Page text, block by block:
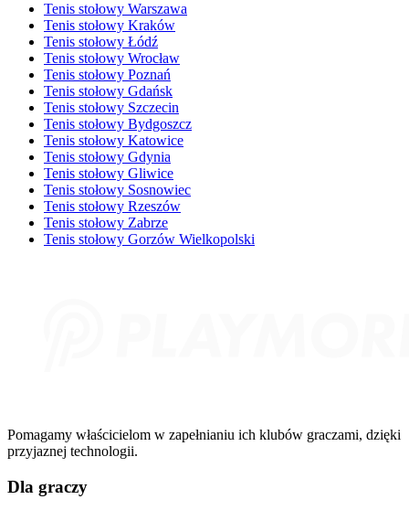
Tenis stołowy Warszawa
Tenis stołowy Kraków
Tenis stołowy Łódź
Tenis stołowy Wrocław
Tenis stołowy Poznań
Tenis stołowy Gdańsk
Tenis stołowy Szczecin
Tenis stołowy Bydgoszcz
Tenis stołowy Katowice
Tenis stołowy Gdynia
Tenis stołowy Gliwice
Tenis stołowy Sosnowiec
Tenis stołowy Rzeszów
Tenis stołowy Zabrze
Tenis stołowy Gorzów Wielkopolski
Pomagamy właścicielom w zapełnianiu ich klubów graczami, dzięki
przyjaznej technologii.
Dla graczy